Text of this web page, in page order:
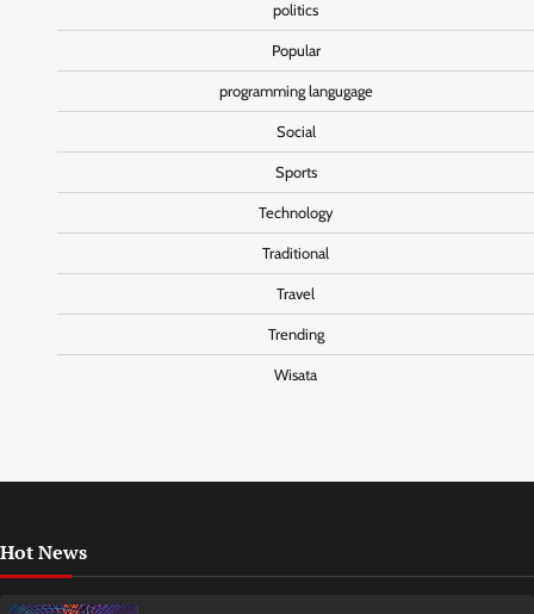
politics
Popular
programming langugage
Social
Sports
Technology
Traditional
Travel
Trending
Wisata
Hot News